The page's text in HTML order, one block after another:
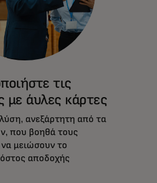
τις
με άυλες κάρτες
ανεξάρτητη από τα
που βοηθά τους
μειώσουν το
αποδοχής